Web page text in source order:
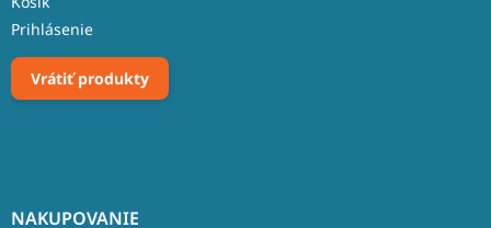
Prihlásenie
Vrátiť produkty
NAKUPOVANIE